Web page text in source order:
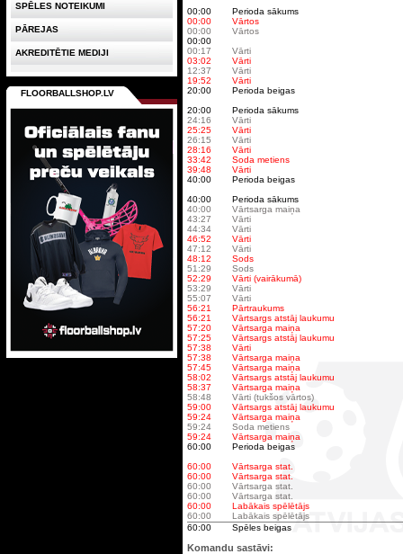
00:00
Perioda sākums
00:00
Vārtos
00:00
Vārtos
00:00
00:17
Vārti
03:02
Vārti
12:37
Vārti
19:52
Vārti
20:00
Perioda beigas
20:00
Perioda sākums
24:16
Vārti
25:25
Vārti
26:15
Vārti
28:16
Vārti
33:42
Soda metiens
39:48
Vārti
40:00
Perioda beigas
40:00
Perioda sākums
40:00
Vārtsarga maiņa
43:27
Vārti
44:34
Vārti
46:52
Vārti
47:12
Vārti
48:12
Sods
51:29
Sods
52:29
Vārti (vairākumā)
53:29
Vārti
55:07
Vārti
56:21
Pārtraukums
56:21
Vārtsargs atstāj laukumu
57:20
Vārtsarga maiņa
57:25
Vārtsargs atstāj laukumu
57:38
Vārti
57:38
Vārtsarga maiņa
57:45
Vārtsarga maiņa
58:02
Vārtsargs atstāj laukumu
58:37
Vārtsarga maiņa
58:48
Vārti (tukšos vārtos)
59:00
Vārtsargs atstāj laukumu
59:24
Vārtsarga maiņa
59:24
Soda metiens
59:24
Vārtsarga maiņa
60:00
Perioda beigas
60:00
Vārtsarga stat.
60:00
Vārtsarga stat.
60:00
Vārtsarga stat.
60:00
Vārtsarga stat.
60:00
Labākais spēlētājs
60:00
Labākais spēlētājs
60:00
Spēles beigas
Komandu sastāvi:
SPĒLES NOTEIKUMI
PĀREJAS
AKREDITĒTIE MEDIJI
FLOORBALLSHOP.LV